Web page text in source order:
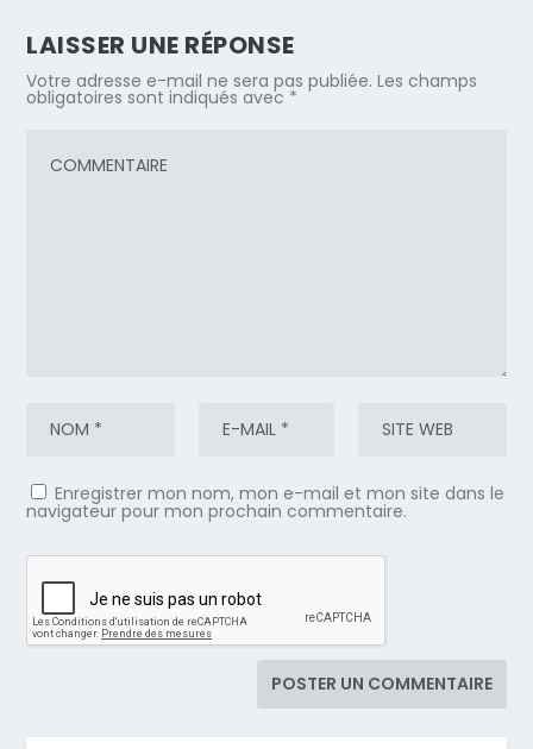
LAISSER UNE RÉPONSE
Votre adresse e-mail ne sera pas publiée. Les champs
obligatoires sont indiqués avec *
Enregistrer mon nom, mon e-mail et mon site dans le
navigateur pour mon prochain commentaire.